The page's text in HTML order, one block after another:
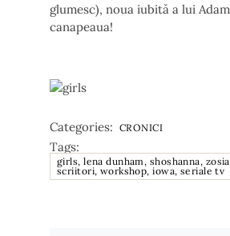
glumesc), noua iubită a lui
canapeaua!
Categories: CRONICI
Tags:
girls, lena dunham, shoshanna,
scriitori, workshop, iowa, seriale tv